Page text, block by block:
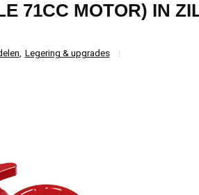
71CC MOTOR) IN
, Legering & upgrades